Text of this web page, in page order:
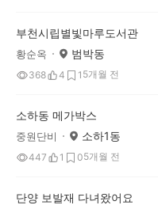
부천시립별빛마루도서관
황순옥 범박동
368 4 1 5개월 전
소하동 메가박스
중원단비 소하1동
447 1 05개월 전
단양 보발재 다녀왔어요